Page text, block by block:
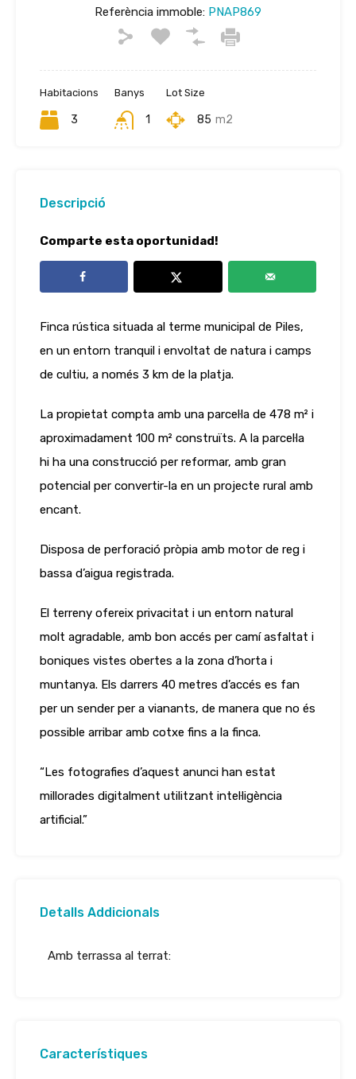
Referència immoble: PNAP869
Habitacions
3
Banys
1
Lot Size
85 m2
Descripció
Comparte esta oportunidad!
Finca rústica situada al terme municipal de Piles,
en un entorn tranquil i envoltat de natura i camps
de cultiu, a només 3 km de la platja.
La propietat compta amb una parcel·la de 478 m² i
aproximadament 100 m² construïts. A la parcel·la
hi ha una construcció per reformar, amb gran
potencial per convertir-la en un projecte rural amb
encant.
Disposa de perforació pròpia amb motor de reg i
bassa d’aigua registrada.
El terreny ofereix privacitat i un entorn natural
molt agradable, amb bon accés per camí asfaltat i
boniques vistes obertes a la zona d’horta i
muntanya. Els darrers 40 metres d’accés es fan
per un sender per a vianants, de manera que no és
possible arribar amb cotxe fins a la finca.
“Les fotografies d’aquest anunci han estat
millorades digitalment utilitzant intel·ligència
artificial.”
Detalls Addicionals
Amb terrassa al terrat:
Característiques